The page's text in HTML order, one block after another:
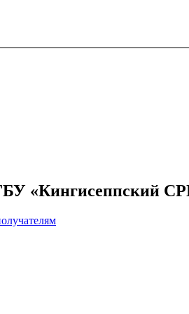
«Кингисеппский